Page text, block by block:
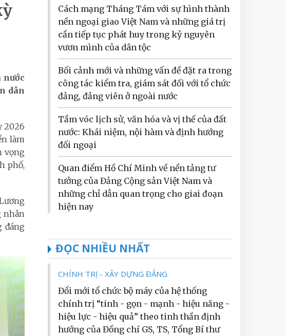
nước
dân
2026
làm
vọng
phố,
nhân
đáng
Cách mạng Tháng Tám với sự hình thành
nền ngoại giao Việt Nam và những giá trị
cần tiếp tục phát huy trong kỷ nguyên
vươn mình của dân tộc
Bối cảnh mới và những vấn đề đặt ra trong
công tác kiểm tra, giám sát đối với tổ chức
đảng, đảng viên ở ngoài nước
Tầm vóc lịch sử, văn hóa và vị thế của đất
nước: Khái niệm, nội hàm và định hướng
đối ngoại
Quan điểm Hồ Chí Minh về nền tảng tư
tưởng của Đảng Cộng sản Việt Nam và
những chỉ dẫn quan trọng cho giai đoạn
hiện nay
ĐỌC NHIỀU NHẤT
CHÍNH TRỊ - XÂY DỰNG ĐẢNG
Đổi mới tổ chức bộ máy của hệ thống
chính trị “tinh - gọn - mạnh - hiệu năng -
hiệu lực - hiệu quả” theo tinh thần định
hướng của Đồng chí GS, TS, Tổng Bí thư